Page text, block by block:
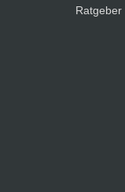
Ratgeber